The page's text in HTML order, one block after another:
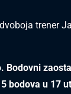
trener
Bodovni
bodova u 17